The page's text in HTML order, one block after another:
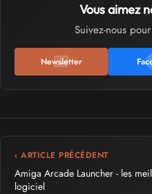
Vous aimez
Suivez-nous
Newsletter
‹ ARTICLE PRÉCÉDENT
Amiga Arcade Launcher - les
logiciel